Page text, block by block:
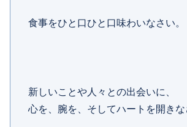
食事をひと口ひと口味わいなさい。
新しいことや人々との出会いに、
心を、腕を、そしてハートを開きな